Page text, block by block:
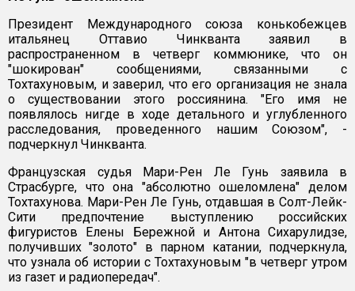
Президент Международного союза конькобежцев
итальянец Оттавио Чинкванта заявил в
распространенном в четверг коммюнике, что он
"шокирован" сообщениями, связанными с
Тохтахуновым, и заверил, что его организация не знала
о существовании этого россиянина. "Его имя не
появлялось нигде в ходе детального и углубленного
расследования, проведенного нашим Союзом", -
подчеркнул Чинкванта.
Французская судья Мари-Рен Ле Гунь заявила в
Страсбурге, что она "абсолютно ошеломлена" делом
Тохтахунова. Мари-Рен Ле Гунь, отдавшая в Солт-Лейк-
Сити предпочтение выступлению российских
фигуристов Елены Бережной и Антона Сихарулидзе,
получивших "золото" в парном катании, подчеркнула,
что узнала об истории с Тохтахуновым "в четверг утром
из газет и радиопередач".